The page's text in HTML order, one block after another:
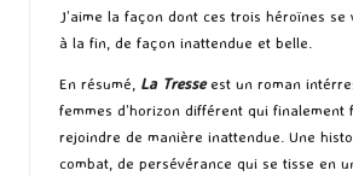
J’aime la façon dont ces trois héroïnes se
à la fin, de façon inattendue et belle.
En résumé, La Tresseest un roman
femmes d’horizon différent qui finalement
rejoindre de manière inattendue. Une
combat, de persévérance qui se tisse en